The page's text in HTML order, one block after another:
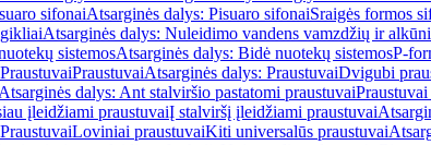
sifonaiAtsarginės dalys: Pisuaro sifonaiSraigės formos
Atsarginės dalys: Nuleidimo vandens vamzdžių ir
sistemosAtsarginės dalys: Bidė nuotekų sistemosP-
PraustuvaiPraustuvaiAtsarginės dalys: PraustuvaiDvigubi
Atsarginės dalys: Ant stalviršio pastatomi praustuvai
įleidžiami praustuvaiĮ stalviršį įleidžiami praustuvai
PraustuvaiLoviniai praustuvaiKiti universalūs praustuvai